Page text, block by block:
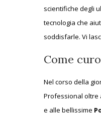
scientifiche degli
tecnologia che
soddisfarle. Vi
Come
Nel corso della
Professional oltre
e alle bellissime